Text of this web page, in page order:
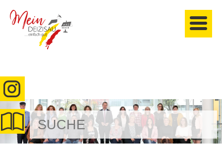
anmelden